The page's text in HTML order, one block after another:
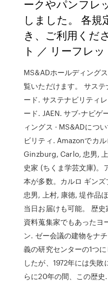
ークやパンフレ
しました。 各規
き、ご利用くだ
ト ／ リーフレッ
MS&ADホールディング
覧いただけます。 サス
ード. サステナビリティ
ード. JAEN. サブ-ナビゲ
ィングス · MS&ADにつ
ビリティ. Amazonでカ
Ginzburg, Carlo, 忠男,
史家 (ちくま学芸文庫)。
本が多数。カルロ ギン
忠男, 上村, 康徳, 堤作品
当日お届けも可能。 歴
資料蒐集家でもあったヨ
ン. ゼー会議の建物をナ
義の研究センターの1つ
したが、1972年には失
らに20年の間、この歴